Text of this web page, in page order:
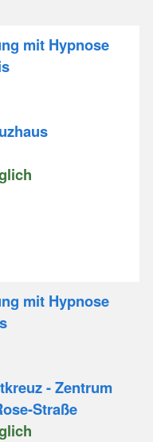
mit Hypnose
mit Hypnose
- Zentrum
Straße